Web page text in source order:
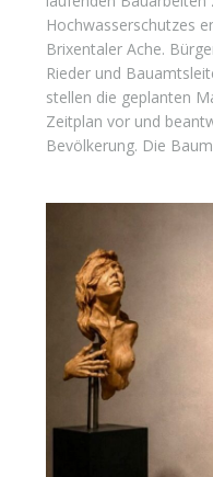
Hochwasserschutzes
Brixentaler Ache.
Rieder und
stellen die geplanten
Zeitplan vor und
Bevölkerung. Die